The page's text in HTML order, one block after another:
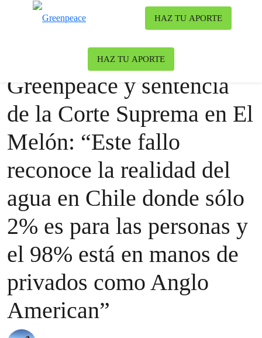
HAZ TU APORTE
HAZ TU APORTE
Greenpeace
Greenpeace y sentencia
de la Corte Suprema en El
Melón: “Este fallo
reconoce la realidad del
agua en Chile donde sólo
2% es para las personas y
el 98% está en manos de
privados como Anglo
American”